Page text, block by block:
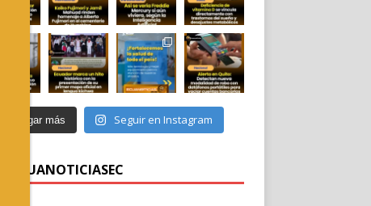
Cargar más Seguir en Instagram
@ECUANOTICIASEC